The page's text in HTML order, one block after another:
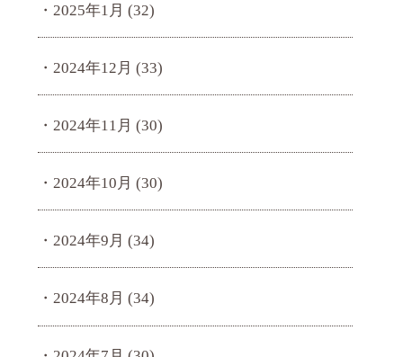
2025年1月 (32)
2024年12月 (33)
2024年11月 (30)
2024年10月 (30)
2024年9月 (34)
2024年8月 (34)